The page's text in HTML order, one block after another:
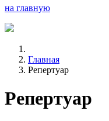
на главную
Главная
Репертуар
Репертуар